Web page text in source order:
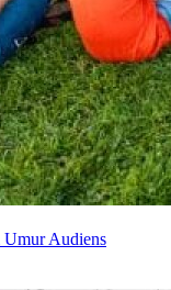
Umur Audiens